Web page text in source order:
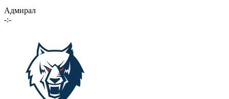
Адмирал
-:-